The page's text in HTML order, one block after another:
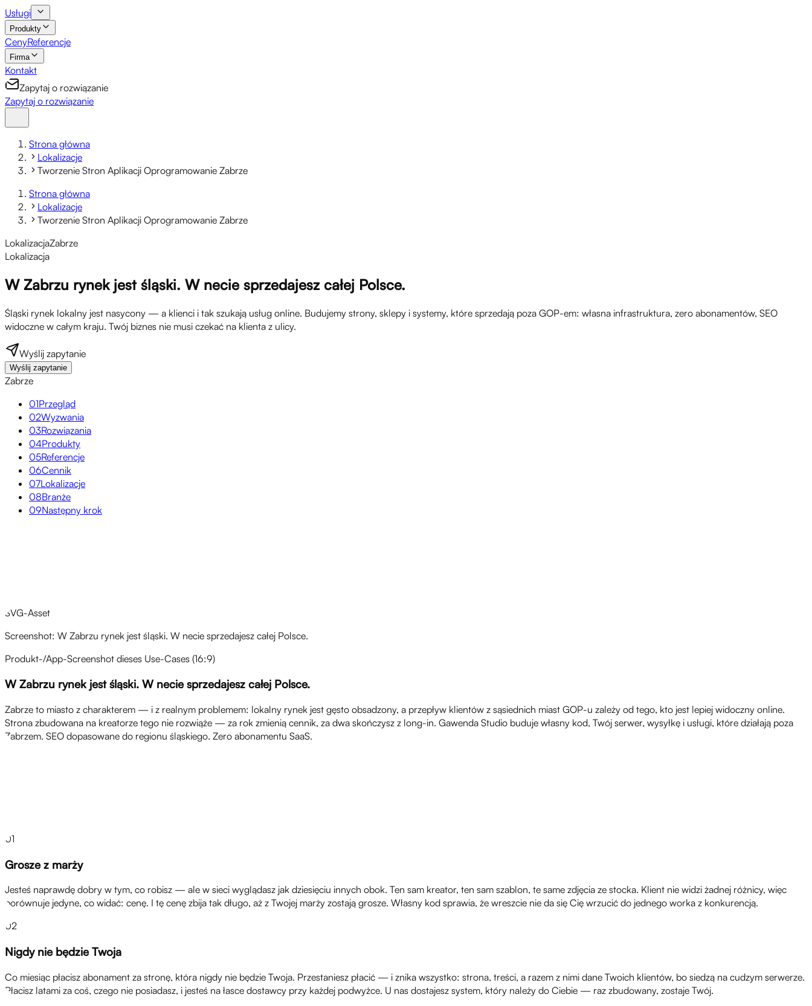
Usługi
Produkty
CenyReferencje
Firma
Kontakt
Zapytaj o rozwiązanie
Zapytaj o rozwiązanie
Strona główna
Lokalizacje
Tworzenie Stron Aplikacji Oprogramowanie Zabrze
Strona główna
Lokalizacje
Tworzenie Stron Aplikacji Oprogramowanie Zabrze
LokalizacjaZabrze
Lokalizacja
W Zabrzu rynek jest śląski. W necie sprzedajesz całej Polsce.
Śląski rynek lokalny jest nasycony — a klienci i tak szukają usług online. Budujemy strony, sklepy i systemy, które sprzedają poza GOP-em: własna infrastruktura, zero abonamentów, SEO
widoczne w całym kraju. Twój biznes nie musi czekać na klienta z ulicy.
Wyślij zapytanie
Wyślij zapytanie
Zabrze
01Przegląd
02Wyzwania
03Rozwiązania
04Produkty
05Referencje
06Cennik
07Lokalizacje
08Branże
09Następny krok
SVG-Asset
Screenshot: W Zabrzu rynek jest śląski. W necie sprzedajesz całej Polsce.
Produkt-/App-Screenshot dieses Use-Cases (16:9)
W Zabrzu rynek jest śląski. W necie sprzedajesz całej Polsce.
Zabrze to miasto z charakterem — i z realnym problemem: lokalny rynek jest gęsto obsadzony, a przepływ klientów z sąsiednich miast GOP-u zależy od tego, kto jest lepiej widoczny online.
Strona zbudowana na kreatorze tego nie rozwiąże — za rok zmienią cennik, za dwa skończysz z long-in. Gawenda Studio buduje własny kod, Twój serwer, wysyłkę i usługi, które działają poza
Zabrzem. SEO dopasowane do regionu śląskiego. Zero abonamentu SaaS.
01
Grosze z marży
Jesteś naprawdę dobry w tym, co robisz — ale w sieci wyglądasz jak dziesięciu innych obok. Ten sam kreator, ten sam szablon, te same zdjęcia ze stocka. Klient nie widzi żadnej różnicy, więc
porównuje jedyne, co widać: cenę. I tę cenę zbija tak długo, aż z Twojej marży zostają grosze. Własny kod sprawia, że wreszcie nie da się Cię wrzucić do jednego worka z konkurencją.
02
Nigdy nie będzie Twoja
Co miesiąc płacisz abonament za stronę, która nigdy nie będzie Twoja. Przestaniesz płacić — i znika wszystko: strona, treści, a razem z nimi dane Twoich klientów, bo siedzą na cudzym serwerze.
Płacisz latami za coś, czego nie posiadasz, i jesteś na łasce dostawcy przy każdej podwyżce. U nas dostajesz system, który należy do Ciebie — raz zbudowany, zostaje Twój.